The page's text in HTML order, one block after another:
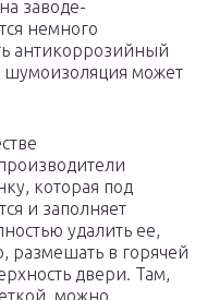
заводе-
немного
антикоррозийный
шумоизоляция может
которая под
и заполняет
удалить ее,
размешать в горячей
двери. Там,
можно